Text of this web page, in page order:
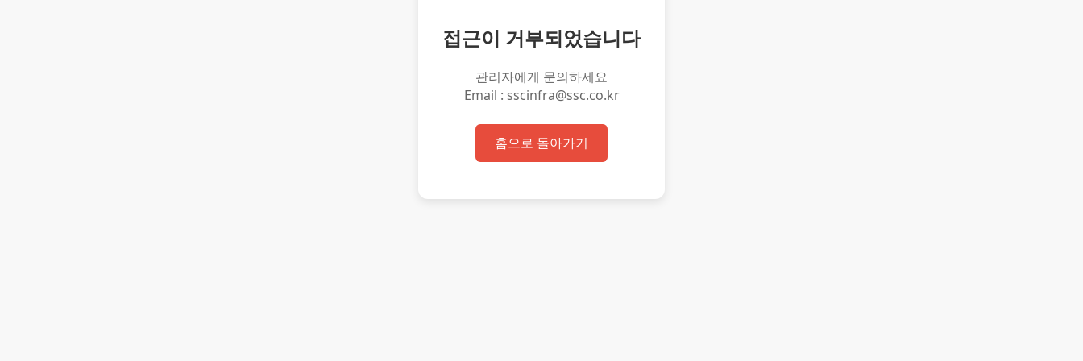
접근이 거부되었습니다
관리자에게 문의하세요
Email : sscinfra@ssc.co.kr
홈으로 돌아가기